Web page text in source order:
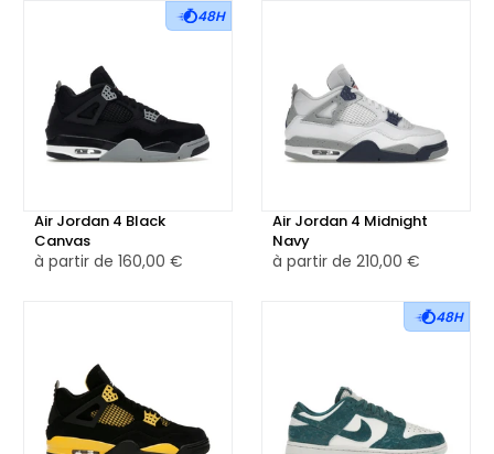
48H
Air Jordan 4 Black
Canvas
à partir de 160,00 €
Air Jordan 4 Midnight
Navy
à partir de 210,00 €
48H